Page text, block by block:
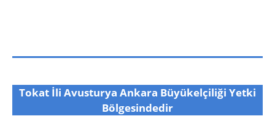
Tokat İli Avusturya Ankara Büyükelçiliği Yetki
Bölgesindedir